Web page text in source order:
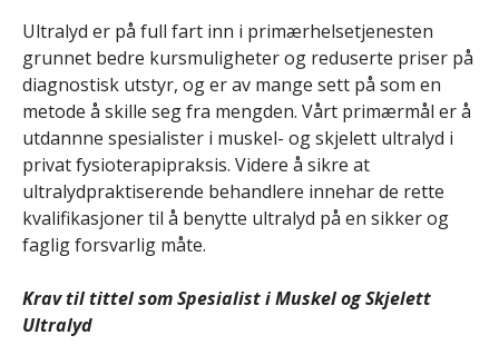
Ultralyd er på full fart inn i primærhelsetjenesten
grunnet bedre kursmuligheter og reduserte priser på
diagnostisk utstyr, og er av mange sett på som en
metode å skille seg fra mengden. Vårt primærmål er å
utdannne spesialister i muskel- og skjelett ultralyd i
privat fysioterapipraksis. Videre å sikre at
ultralydpraktiserende behandlere innehar de rette
kvalifikasjoner til å benytte ultralyd på en sikker og
faglig forsvarlig måte.
Krav til tittel som Spesialist i Muskel og Skjelett
Ultralyd